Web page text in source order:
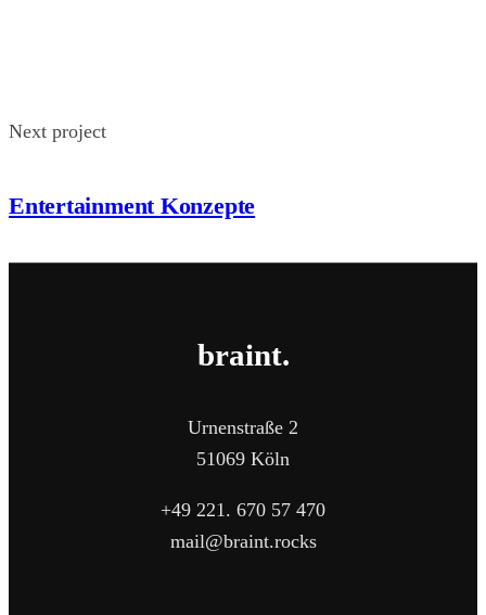
Next project
Entertainment Konzepte
braint.
Urnenstraße 2
51069 Köln
+49 221. 670 57 470
mail@braint.rocks